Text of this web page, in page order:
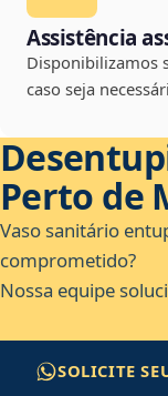
Assistência
Disponibilizamos
caso seja
Perto de
Vaso sanitário
comprometido?
Nossa equipe
SOLICITE